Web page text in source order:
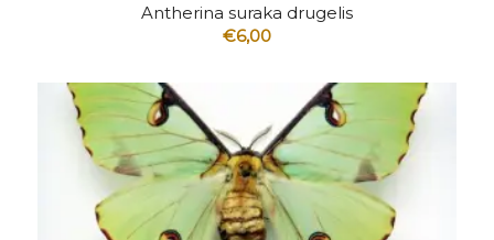
Antherina suraka drugelis
€6,00